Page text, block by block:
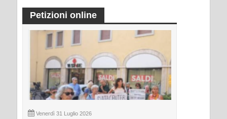
Petizioni online
Venerdì 31 Luglio 2026